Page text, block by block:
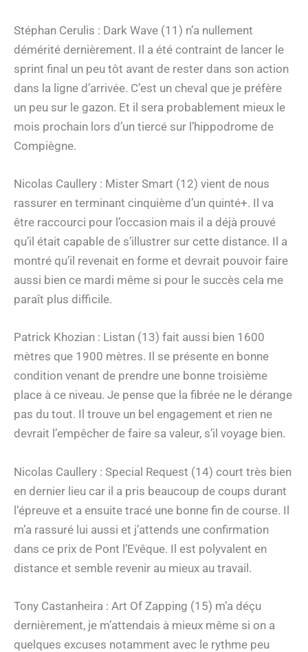
Stéphan Cerulis : Dark Wave (11) n’a nullement
démérité dernièrement. Il a été contraint de lancer le
sprint final un peu tôt avant de rester dans son action
dans la ligne d’arrivée. C’est un cheval que je préfère
un peu sur le gazon. Et il sera probablement mieux le
mois prochain lors d’un tiercé sur l’hippodrome de
Compiègne.
Nicolas Caullery : Mister Smart (12) vient de nous
rassurer en terminant cinquième d’un quinté+. Il va
être raccourci pour l’occasion mais il a déjà prouvé
qu’il était capable de s’illustrer sur cette distance. Il a
montré qu’il revenait en forme et devrait pouvoir faire
aussi bien ce mardi même si pour le succès cela me
paraît plus difficile.
Patrick Khozian : Listan (13) fait aussi bien 1600
mètres que 1900 mètres. Il se présente en bonne
condition venant de prendre une bonne troisième
place à ce niveau. Je pense que la fibrée ne le dérange
pas du tout. Il trouve un bel engagement et rien ne
devrait l’empêcher de faire sa valeur, s’il voyage bien.
Nicolas Caullery : Special Request (14) court très bien
en dernier lieu car il a pris beaucoup de coups durant
l’épreuve et a ensuite tracé une bonne fin de course. Il
m’a rassuré lui aussi et j’attends une confirmation
dans ce prix de Pont l’Evêque. Il est polyvalent en
distance et semble revenir au mieux au travail.
Tony Castanheira : Art Of Zapping (15) m’a déçu
dernièrement, je m’attendais à mieux même si on a
quelques excuses notamment avec le rythme peu